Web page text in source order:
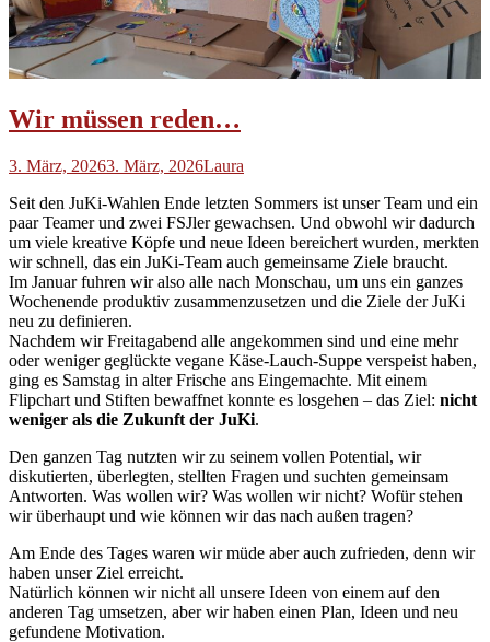
Wir müssen reden…
3. März, 20263. März, 2026Laura
Seit den JuKi-Wahlen Ende letzten Sommers ist unser Team und ein
paar Teamer und zwei FSJler gewachsen. Und obwohl wir dadurch
um viele kreative Köpfe und neue Ideen bereichert wurden, merkten
wir schnell, das ein JuKi-Team auch gemeinsame Ziele braucht.
Im Januar fuhren wir also alle nach Monschau, um uns ein ganzes
Wochenende produktiv zusammenzusetzen und die Ziele der JuKi
neu zu definieren.
Nachdem wir Freitagabend alle angekommen sind und eine mehr
oder weniger geglückte vegane Käse-Lauch-Suppe verspeist haben,
ging es Samstag in alter Frische ans Eingemachte. Mit einem
Flipchart und Stiften bewaffnet konnte es losgehen – das Ziel: nicht
weniger als die Zukunft der JuKi.
Den ganzen Tag nutzten wir zu seinem vollen Potential, wir
diskutierten, überlegten, stellten Fragen und suchten gemeinsam
Antworten. Was wollen wir? Was wollen wir nicht? Wofür stehen
wir überhaupt und wie können wir das nach außen tragen?
Am Ende des Tages waren wir müde aber auch zufrieden, denn wir
haben unser Ziel erreicht.
Natürlich können wir nicht all unsere Ideen von einem auf den
anderen Tag umsetzen, aber wir haben einen Plan, Ideen und neu
gefundene Motivation.